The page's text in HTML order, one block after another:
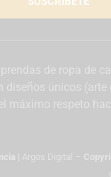
de ropa de
diseños únicos
máximo respeto
Argos Digital –